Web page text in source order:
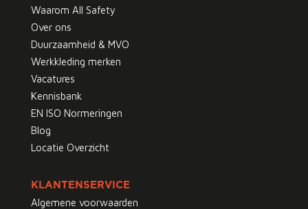
Waarom All Safety
Over ons
Duurzaamheid & MVO
Werkkleding merken
Vacatures
Kennisbank
EN ISO Normeringen
Blog
Locatie Overzicht
KLANTENSERVICE
Algemene voorwaarden